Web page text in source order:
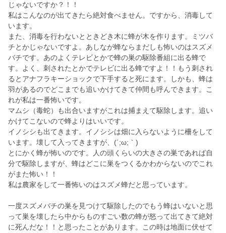
じゃないですか？！！
私はこんなのが出てきたら絶対食べません。ですから、消毒して
います。
また、消毒を行わないとときどき木に蜂が木を作ります。ミツバ
チとかじゃないですよ。あしなが蜂ならまだしも怖いのはスズメ
バチです。あのよくテレビとかで蜂の巣の駆除番組に出る蜂で
す。よく、刺されたとかでテレビに出る蜂ですよ！！もう刺され
るとアナフラキーショックで下手すると死にます。しかも、蜂は
羽があるのでどこまでも追いかけてきて仲間も呼んできます。こ
れが私は一番怖いです。
マムシ（毒蛇）も出合いますがこれは捕まえて駆除します。追い
かけてこないので蜂よりはいいです。
イノシシも出てきます。イノシシは畑に入らないように柵をして
います。壊して入ってきますが、(´;ω;｀)
とにかく蜂が怖いのです。人の頭くらいの大きさの巣であれば自
分で駆除しますが、蜂はどこに巣をつくるかわからないのでこれ
がまた怖い！！
私は農家をして一番怖いのはスズメ蜂だと思っています。
一度スズメバチの巣を見つけて駆除したのでもう蜂はいないと思
って巣を壊したら中からものすごい数の蜂が怒って出てきて絶対
に死んだな！！と思ったことがあります。この時は地面に伏せて